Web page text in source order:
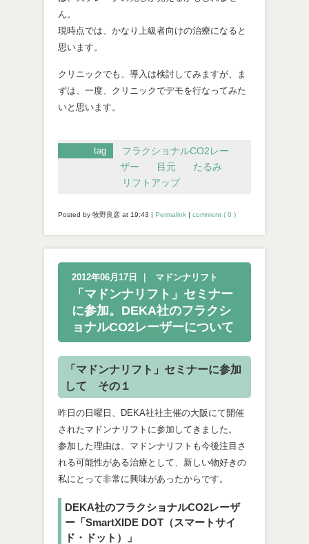
ん。
現時点では、かなり上級者向けの治療になると
思います。
クリニックでも、導入は検討してみますが、ま
ずは、一度、クリニックでデモを行なってみた
いと思います。
tag
フラクショナルCO2レー
ザー
目元
たるみ
リフトアップ
Posted by 牧野良彦 at 19:43 | Permalink | comment ( 0 )
2012年06月17日 ｜ マドンナリフト
「マドンナリフト」セミナー
に参加。DEKA社のフラクシ
ョナルCO2レーザーについて
「マドンナリフト」セミナーに参加
して その１
昨日の日曜日、DEKA社社主催の大阪にて開催
されたマドンナリフトに参加してきました。
参加した理由は、マドンナリフトも今後注目さ
れる可能性がある治療として、新しい物好きの
私にとって非常に興味があったからです。
DEKA社のフラクショナルCO2レーザ
ー「SmartXIDE DOT（スマートサイ
ド・ドット）」